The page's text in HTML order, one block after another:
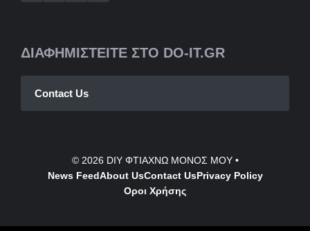
ΔΙΑΦΗΜΙΣΤΕΙΤΕ ΣΤΟ DO-IT.GR
Contact Us
© 2026 DIY ΦΤΙΑΧΝΩ ΜΟΝΟΣ ΜΟΥ•
News FeedAbout UsContactUsPrivacy Policy
Οροι Χρήσης